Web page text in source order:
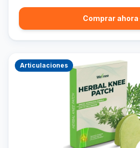
Comprar ahora
Articulaciones